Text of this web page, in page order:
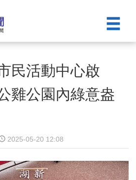
民活動中心啟
雞公園內綠意盎
2025-05-20 12:08